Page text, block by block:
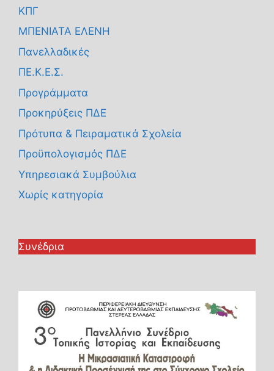
ΚΠΓ
ΜΠΕΝΙΑΤΑ ΕΛΕΝΗ
Πανελλαδικές
ΠΕ.Κ.Ε.Σ.
Προγράμματα
Προκηρύξεις ΠΔΕ
Πρότυπα & Πειραματικά Σχολεία
Προϋπολογισμός ΠΔΕ
Υπηρεσιακά Συμβούλια
Χωρίς κατηγορία
Συνέδρια